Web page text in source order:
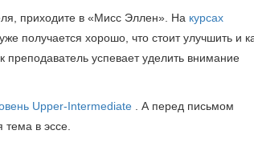
приходите в «Мисс Эллен». На курсах
получается хорошо, что стоит улучшить и
преподаватель успевает уделить внимание
Upper-Intermediate
. А перед письмом
тема в эссе.